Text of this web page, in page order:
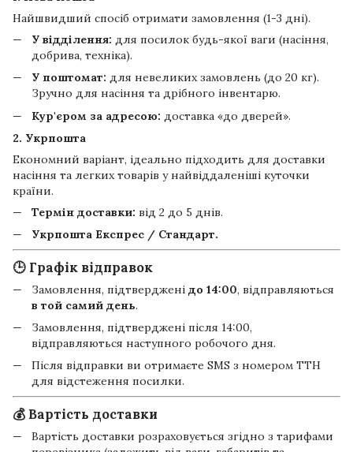
Найшвидший спосіб отримати замовлення (1-3 дні).
У відділення: для посилок будь-якої ваги (насіння,
добрива, техніка).
У поштомат: для невеликих замовлень (до 20 кг).
Зручно для насіння та дрібного інвентарю.
Кур'єром за адресою: доставка «до дверей».
2. Укрпошта
Економний варіант, ідеально підходить для доставки
насіння та легких товарів у найвіддаленіші куточки
країни.
Термін доставки: від 2 до 5 днів.
Укрпошта Експрес / Стандарт.
🕒 Графік відправок
Замовлення, підтверджені до 14:00, відправляються
в той самий день.
Замовлення, підтверджені після 14:00,
відправляються наступного робочого дня.
Після відправки ви отримаєте SMS з номером ТТН
для відстеження посилки.
💰 Вартість доставки
Вартість доставки розраховується згідно з тарифами